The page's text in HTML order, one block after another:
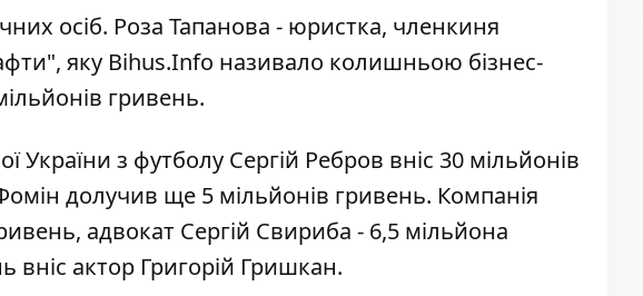
осіб. Роза Тапанова - юристка, членкиня
яку Bihus.Info називало колишньою бізнес-
гривень.
з футболу Сергій Ребров вніс 30 мільйонів
долучив ще 5 мільйонів гривень. Компанія
адвокат Сергій Свириба - 6,5 мільйона
вніс актор Григорій Гришкан.